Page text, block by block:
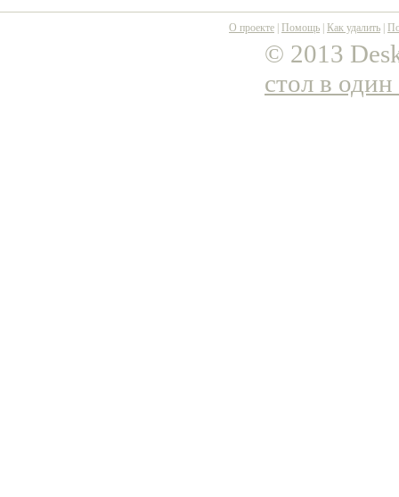
О проекте Помощь Как удалить
© 2013
стол в